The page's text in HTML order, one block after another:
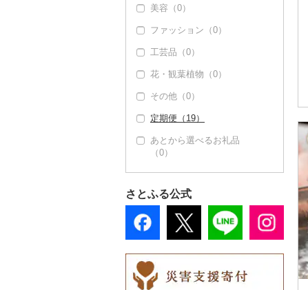
（紙券）（0）
その他旅行券（0）
美容（0）
ファッション（0）
工芸品（0）
花・観葉植物（0）
その他（0）
定期便（19）
あとから選べるお礼品
（0）
さとふる公式